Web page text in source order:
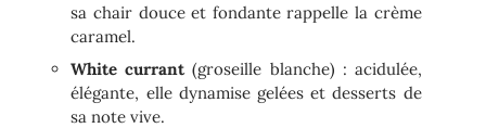
sa chair douce et fondante rappelle la crème
caramel.
White currant(groseille blanche) : acidulée,
élégante, elle dynamise gelées et desserts de
sa note vive.